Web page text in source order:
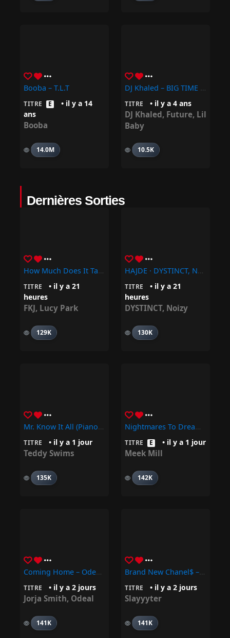
Booba – T.L.T
TITRE E
• il y a 14
ans
Booba
14.0M
DJ Khaled – BIG TIME Ft. Future, Lil Baby
TITRE • il y a 4 ans
DJ Khaled, Future, Lil
Baby
10.5K
Dernières Sorties
How Much Does It Take To Shift It All – FKJ, Lucy Park
TITRE
• il y a 21
heures
FKJ, Lucy Park
129K
HAJDE · DYSTINCT, Noizy
TITRE
• il y a 21
heures
DYSTINCT, Noizy
130K
Mr. Know It All (Piano Version) – Teddy Swims
TITRE • il y a 1 jour
Teddy Swims
135K
Nightmares To Dreams • Meek Mill
TITRE E • il y a 1 jour
Meek Mill
142K
Coming Home – Odeal, Jorja Smith
TITRE • il y a 2 jours
Jorja Smith, Odeal
141K
Brand New Chanel$ – Slayyyter
TITRE • il y a 2 jours
Slayyyter
141K